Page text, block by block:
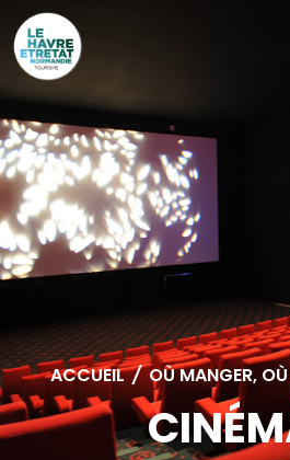
ACCUEIL / OÙ MANGER,
Cookies management panel